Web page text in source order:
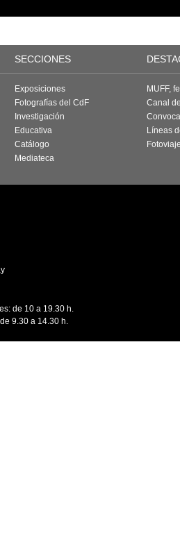
SECCIONES
Exposiciones
Fotografías del CdF
Investigación
Educativa
Catálogo
Mediateca
MUFF,
Canal
Líneas
de 10 a 19.30 h.
9.30 a 14.30 h.